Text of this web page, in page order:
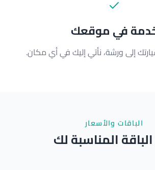
في موقعك
إلى ورشة، نأتي إليك في أي مكان.
الباقات والأسعار
الباقة المناسبة لك